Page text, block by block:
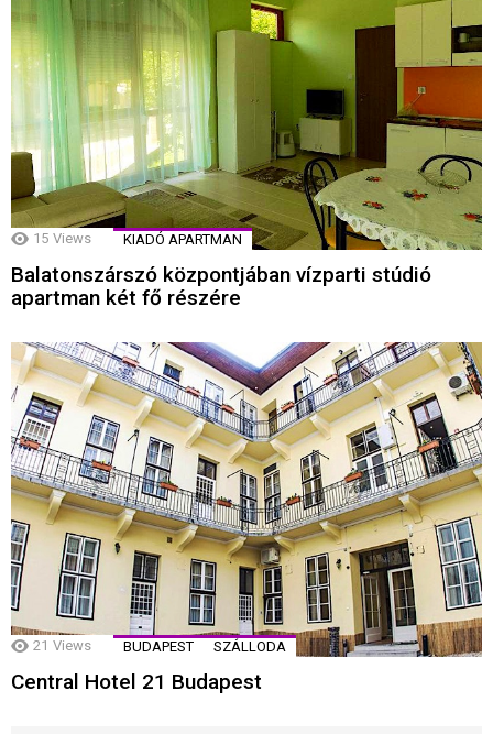
15 Views KIADÓ APARTMAN
Balatonszárszó központjában vízparti stúdió
apartman két fő részére
21 Views BUDAPEST SZÁLLODA
Central Hotel 21 Budapest